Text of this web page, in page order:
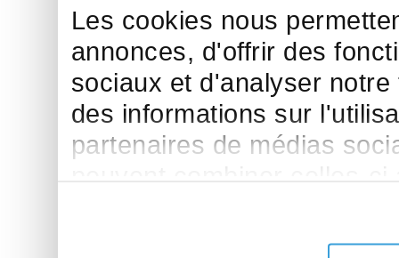
Les cookies nous
annonces, d'offrir des
sociaux et d'analyser
des informations sur
partenaires de médias